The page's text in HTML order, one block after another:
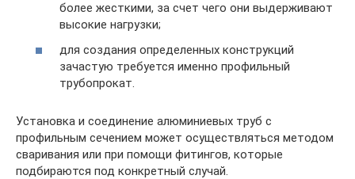
более жесткими, за счет чего они выдерживают
высокие нагрузки;
для создания определенных конструкций
зачастую требуется именно профильный
трубопрокат.
Установка и соединение алюминиевых труб с
профильным сечением может осуществляться методом
сваривания или при помощи фитингов, которые
подбираются под конкретный случай.